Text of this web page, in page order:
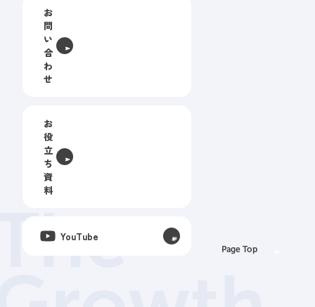
お
問
い
合
わ
せ
お
役
立
ち
資
料
YouTube
Page Top